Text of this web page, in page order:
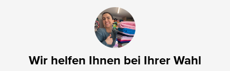
Wir helfen Ihnen bei Ihrer Wahl